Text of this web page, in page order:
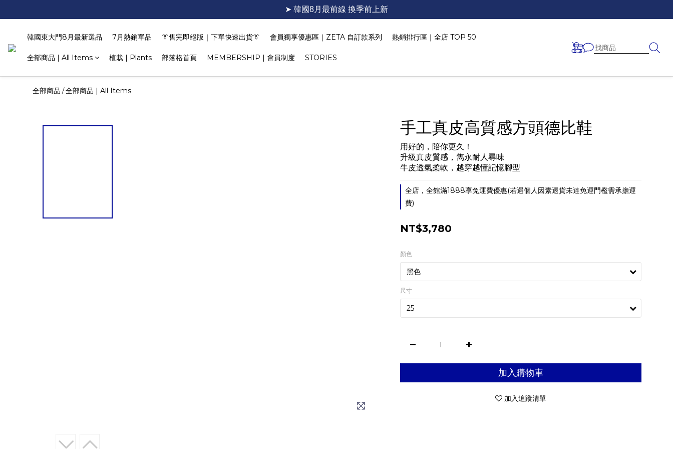
韓國東大門8月最新選品 7月熱銷單品 👔售完即絕版｜下單快速出貨👔 會員獨享優惠區｜ZETA 自訂款系列 熱銷排行區｜全店 TOP 50
全部商品 | All Items 植栽 | Plants 部落格首頁 MEMBERSHIP | 會員制度 STORIES
全部商品 /全部商品 | All Items
手工真皮高質感方頭德比鞋
用好的，陪你更久！
升級真皮質感，雋永耐人尋味
牛皮透氣柔軟，越穿越懂記憶腳型
全店，全館滿1888享免運費優惠(若遇個人因素退貨未達免運門檻需承擔運
費)
NT$3,780
顏色
尺寸
加入購物車
加入追蹤清單
➤ 韓國8月最前線 換季前上新